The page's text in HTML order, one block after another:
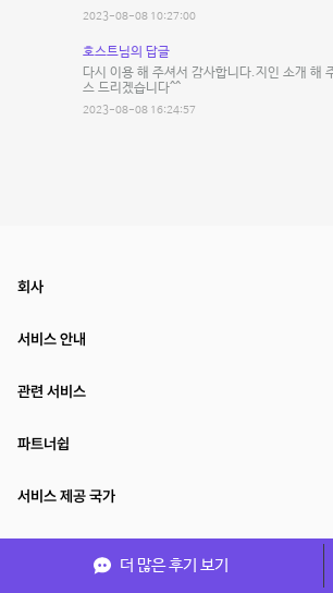
2023-08-08 10:27:00
호스트님의 답글
다시 이용 해 주셔서 감사합니다.지인 소개 해
스 드리겠습니다^^
2023-08-08 16:24:57
더 많은 후기 보기
회사
서비스 안내
관련 서비스
파트너쉽
서비스 제공 국가
(주)NSPACE 사업자정보